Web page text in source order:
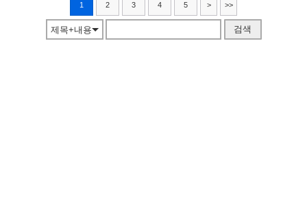
1 2 3 4 5 > >>
제목+내용 검색